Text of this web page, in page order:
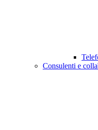
Consulenti e